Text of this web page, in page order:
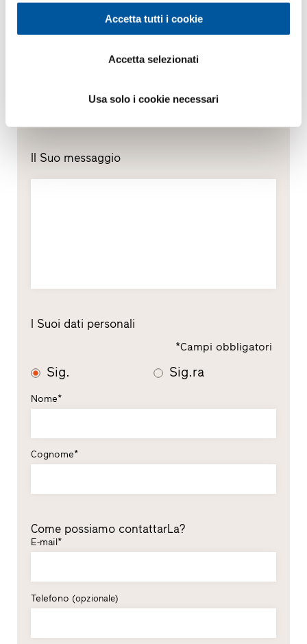
Accetta tutti i cookie
Accetta selezionati
Usa solo i cookie necessari
Porte d’ingresso
Nuova costruzione
Il Suo messaggio
I Suoi dati personali
*Campi obbligatori
Sig. Sig.ra
Nome*
Cognome*
Come possiamo contattarLa?
E-mail*
Telefono (opzionale)